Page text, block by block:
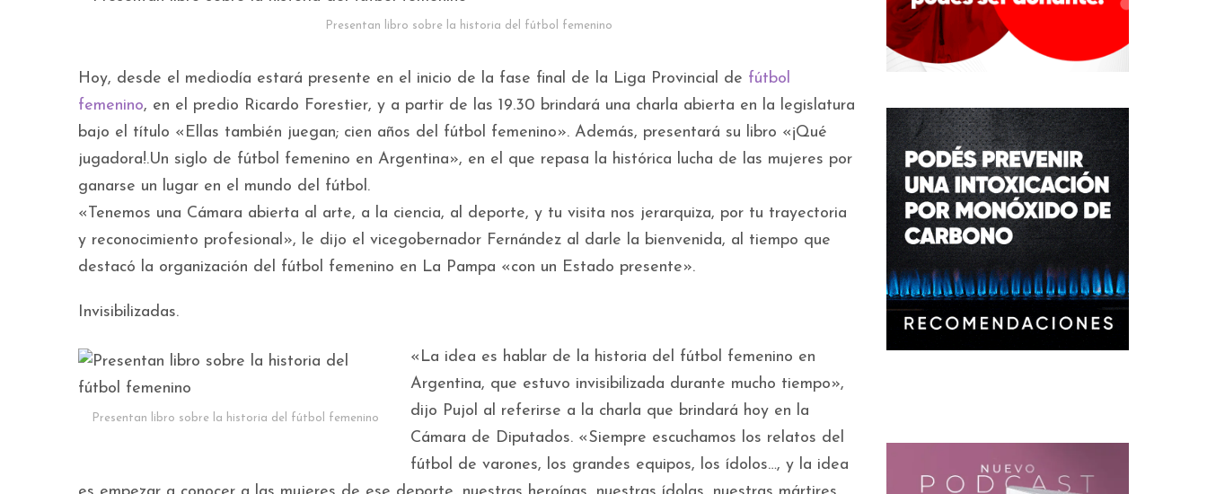
Presentan libro sobre la historia del fútbol femenino
Hoy, desde el mediodía estará presente en el inicio de la fase final de la Liga Provincial de fútbol
femenino, en el predio Ricardo Forestier, y a partir de las 19.30 brindará una charla abierta en la legislatura
bajo el título «Ellas también juegan; cien años del fútbol femenino». Además, presentará su libro «¡Qué
jugadora!.Un siglo de fútbol femenino en Argentina», en el que repasa la histórica lucha de las mujeres por
ganarse un lugar en el mundo del fútbol.
«Tenemos una Cámara abierta al arte, a la ciencia, al deporte, y tu visita nos jerarquiza, por tu trayectoria
y reconocimiento profesional», le dijo el vicegobernador Fernández al darle la bienvenida, al tiempo que
destacó la organización del fútbol femenino en La Pampa «con un Estado presente».
Invisibilizadas.
Presentan libro sobre la historia del fútbol femenino
«La idea es hablar de la historia del fútbol femenino en
Argentina, que estuvo invisibilizada durante mucho tiempo»,
dijo Pujol al referirse a la charla que brindará hoy en la
Cámara de Diputados. «Siempre escuchamos los relatos del
fútbol de varones, los grandes equipos, los ídolos…, y la idea